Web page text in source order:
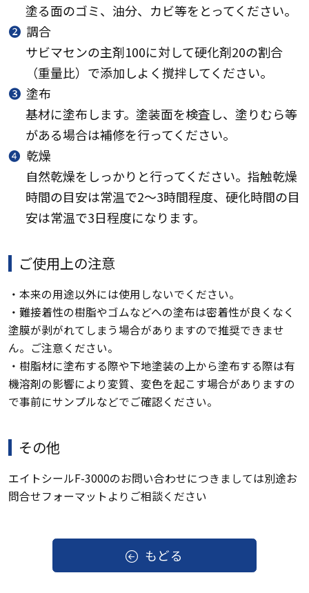
塗る面のゴミ、油分、カビ等をとってください。
❷ 調合
サビマセンの主剤100に対して硬化剤20の割合
（重量比）で添加しよく撹拌してください。
❸ 塗布
基材に塗布します。塗装面を検査し、塗りむら等
がある場合は補修を行ってください。
❹ 乾燥
自然乾燥をしっかりと行ってください。指触乾燥
時間の目安は常温で2～3時間程度、硬化時間の目
安は常温で3日程度になります。
ご使用上の注意
・本来の用途以外には使用しないでください。
・難接着性の樹脂やゴムなどへの塗布は密着性が良くなく
塗膜が剥がれてしまう場合がありますので推奨できませ
ん。ご注意ください。
・樹脂材に塗布する際や下地塗装の上から塗布する際は有
機溶剤の影響により変質、変色を起こす場合がありますの
で事前にサンプルなどでご確認ください。
その他
エイトシールF-3000のお問い合わせにつきましては別途お
問合せフォーマットよりご相談ください
もどる